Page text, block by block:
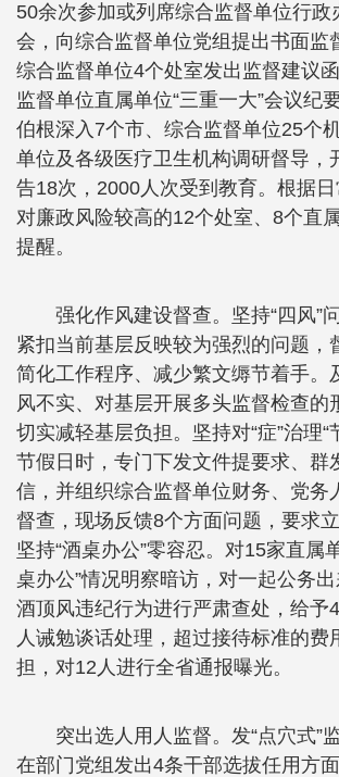
50余次参加或列席综合监督单位行政
会，向综合监督单位党组提出书面监
综合监督单位4个处室发出监督建议
监督单位直属单位“三重一大”会议纪
伯根深入7个市、综合监督单位25个
单位及各级医疗卫生机构调研督导，
告18次，2000人次受到教育。根据日
对廉政风险较高的12个处室、8个直
提醒。
强化作风建设督查。坚持“四风”
紧扣当前基层反映较为强烈的问题，
简化工作程序、减少繁文缛节着手。
风不实、对基层开展多头监督检查的
切实减轻基层负担。坚持对“症”治理“
节假日时，专门下发文件提要求、群
信，并组织综合监督单位财务、党务
督查，现场反馈8个方面问题，要求立
坚持“酒桌办公”零容忍。对15家直属
桌办公”情况明察暗访，对一起公务
酒顶风违纪行为进行严肃查处，给予
人诫勉谈话处理，超过接待标准的费
担，对12人进行全省通报曝光。
突出选人用人监督。发“点穴式”
在部门党组发出4条干部选拔任用方